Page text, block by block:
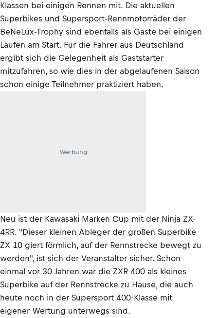
Klassen bei einigen Rennen mit. Die aktuellen
Superbikes und Supersport-Rennmotorräder der
BeNeLux-Trophy sind ebenfalls als Gäste bei einigen
Läufen am Start. Für die Fahrer aus Deutschland
ergibt sich die Gelegenheit als Gaststarter
mitzufahren, so wie dies in der abgelaufenen Saison
schon einige Teilnehmer praktiziert haben.
Werbung
Neu ist der Kawasaki Marken Cup mit der Ninja ZX-
4RR. "Dieser kleinen Ableger der großen Superbike
ZX 10 giert förmlich, auf der Rennstrecke bewegt zu
werden", ist sich der Veranstalter sicher. Schon
einmal vor 30 Jahren war die ZXR 400 als kleines
Superbike auf der Rennstrecke zu Hause, die auch
heute noch in der Supersport 400-Klasse mit
eigener Wertung unterwegs sind.